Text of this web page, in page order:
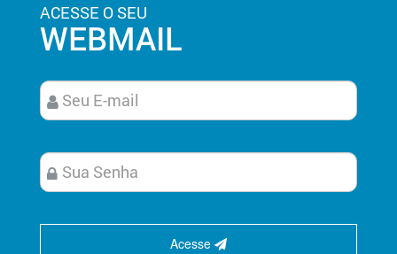
ACESSE O SEU
WEBMAIL
Acesse